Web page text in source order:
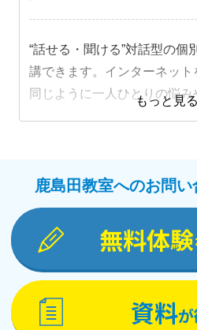
“話せる・聞ける”対話型の個
講できます。インターネット
同じように一人ひとりの悩
もっと見
鹿島田教室へのお問い
無料体験
資料